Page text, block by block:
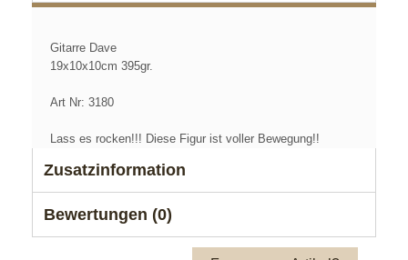
Gitarre Dave
19x10x10cm 395gr.
Art Nr: 3180
Lass es rocken!!! Diese Figur ist voller Bewegung!!
Zusatzinformation
Bewertungen (0)